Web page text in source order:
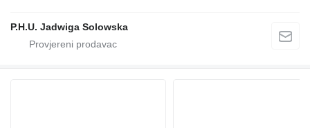
P.H.U. Jadwiga Solowska